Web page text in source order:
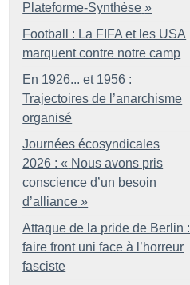
Plateforme-Synthèse »
Football : La FIFA et les USA
marquent contre notre camp
En 1926... et 1956 :
Trajectoires de l’anarchisme
organisé
Journées écosyndicales
2026 : « Nous avons pris
conscience d’un besoin
d’alliance »
Attaque de la pride de Berlin :
faire front uni face à l’horreur
fasciste